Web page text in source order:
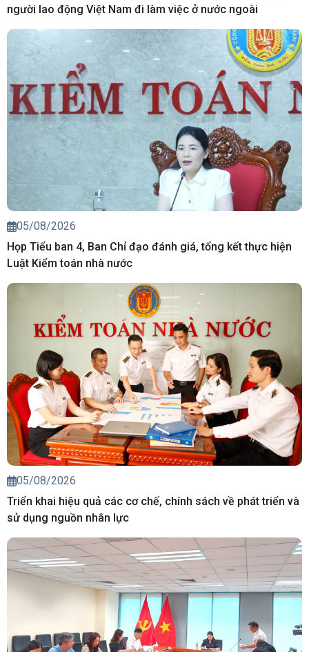
người lao động Việt Nam đi làm việc ở nước ngoài
05/08/2026
Họp Tiểu ban 4, Ban Chỉ đạo đánh giá, tổng kết thực hiện
Luật Kiểm toán nhà nước
05/08/2026
Triển khai hiệu quả các cơ chế, chính sách về phát triển và
sử dụng nguồn nhân lực